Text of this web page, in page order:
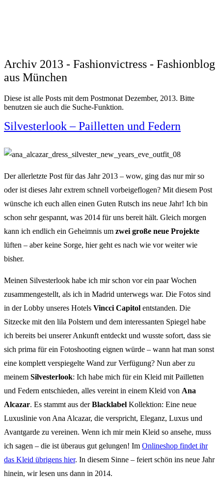
Archiv 2013 - Fashionvictress - Fashionblog
aus München
Diese ist alle Posts mit dem Postmonat Dezember, 2013. Bitte
benutzen sie auch die Suche-Funktion.
Silvesterlook – Pailletten und Federn
Der allerletzte Post für das Jahr 2013 – wow, ging das nur mir so
oder ist dieses Jahr extrem schnell vorbeigeflogen? Mit diesem Post
wünsche ich euch allen einen Guten Rutsch ins neue Jahr! Ich bin
schon sehr gespannt, was 2014 für uns bereit hält. Gleich morgen
kann ich endlich ein Geheimnis um zwei große neue Projekte
lüften – aber keine Sorge, hier geht es nach wie vor weiter wie
bisher.
Meinen Silvesterlook habe ich mir schon vor ein paar Wochen
zusammengestellt, als ich in Madrid unterwegs war. Die Fotos sind
in der Lobby unseres Hotels Vincci Capitol entstanden. Die
Sitzecke mit den lila Polstern und dem interessanten Spiegel habe
ich bereits bei unserer Ankunft entdeckt und wusste sofort, dass sie
sich prima für ein Fotoshooting eignen würde – wann hat man sonst
eine komplett verspiegelte Wand zur Verfügung? Nun aber zu
meinem Silvesterlook: Ich habe mich für ein Kleid mit Pailletten
und Federn entschieden, alles vereint in einem Kleid von Ana
Alcazar. Es stammt aus derBlacklabel Kollektion: Eine neue
Luxuslinie von Ana Alcazar, die verspricht, Eleganz, Luxus und
Avantgarde zu vereinen. Wenn ich mir mein Kleid so ansehe, muss
ich sagen – die ist überaus gut gelungen! Im Onlineshop findet ihr
das Kleid übrigens hier. In diesem Sinne – feiert schön ins neue Jahr
hinein, wir lesen uns dann in 2014.